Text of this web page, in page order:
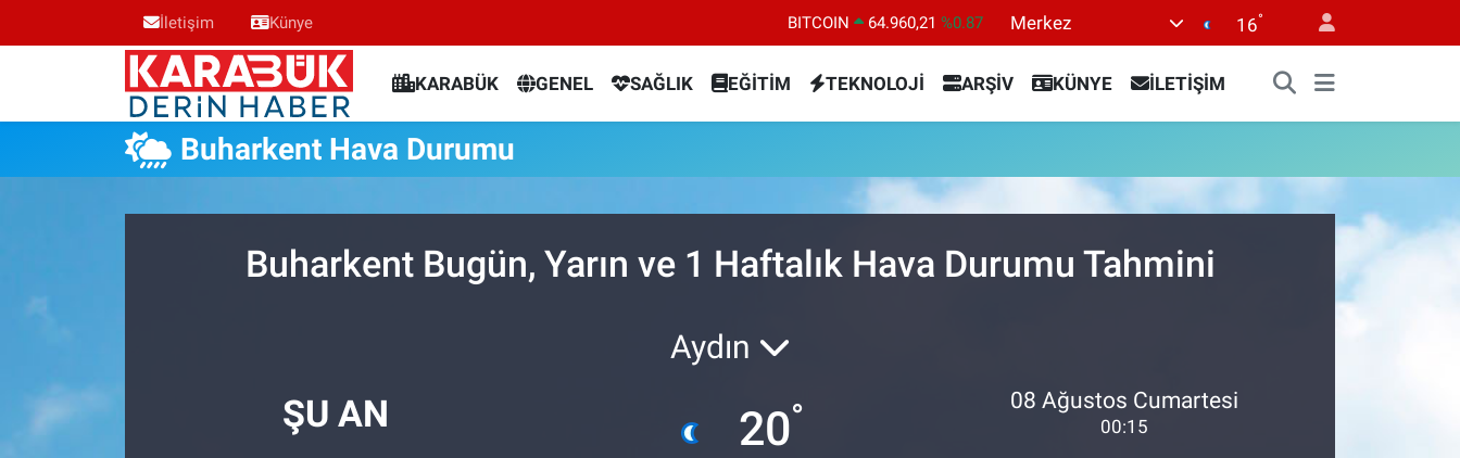
İletişim Künye BITCOIN 64.960,21 %0.87
GRAM ALTIN
6648.99 %2.59
BİST100
13.773 %-19
Merkez 16°
KARABÜK GENEL SAĞLIK EĞİTİM TEKNOLOJİ ARŞİV KÜNYE İLETİŞİM
Buharkent Hava Durumu
Buharkent Bugün, Yarın ve 1 Haftalık Hava Durumu Tahmini
ŞU AN
Aydın
20° 08 Ağustos Cumartesi
00:15
Karabük Nöbetçi Eczaneler
Karabük Hava Durumu
Süper Lig Puan Durumu ve Fikstür